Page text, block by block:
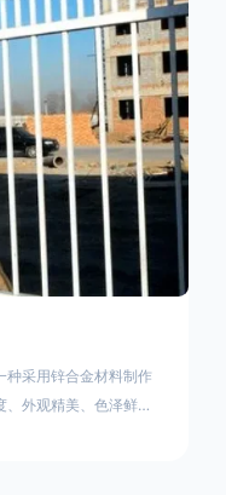
种采用锌合金材料制作
外观精美、色泽鲜艳